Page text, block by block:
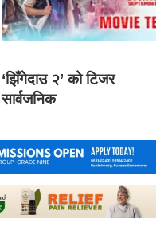
‘झिँगेदाउ २’ को टिजर
सार्वजनिक